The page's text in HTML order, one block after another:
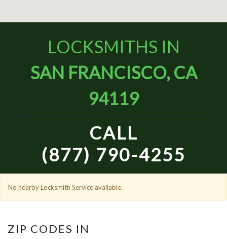
LOCKSMITHS IN
SAN FRANCISCO, CA
94119
CALL
(877) 790-4255
No nearby Locksmith Service available.
ZIP CODES IN